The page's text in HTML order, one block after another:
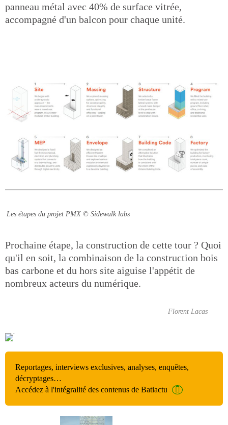
panneau métal avec 40% de surface vitrée,
accompagné d'un balcon pour chaque unité.
Les étapes du projet PMX © Sidewalk labs
Prochaine étape, la construction de cette tour ? Quoi
qu'il en soit, la combinaison de la construction bois
bas carbone et du hors site aiguise l'appétit de
nombreux acteurs du numérique.
Florent Lacas
Reportages, interviews exclusives, analyses, enquêtes,
décryptages…
Accédez à l'intégralité des contenus de Batiactu